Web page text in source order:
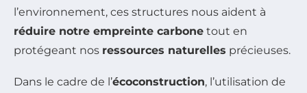
l’environnement, ces structures nous aident à
réduire notre empreinte carbone tout en
protégeant nos ressources naturelles précieuses.
Dans le cadre de l’écoconstruction, l’utilisation de